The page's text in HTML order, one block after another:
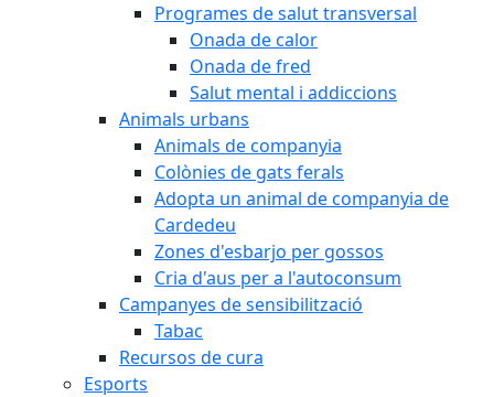
Programes de salut transversal
Onada de calor
Onada de fred
Salut mental i addiccions
Animals urbans
Animals de companyia
Colònies de gats ferals
Adopta un animal de companyia de
Cardedeu
Zones d'esbarjo per gossos
Cria d'aus per a l'autoconsum
Campanyes de sensibilització
Tabac
Recursos de cura
Esports